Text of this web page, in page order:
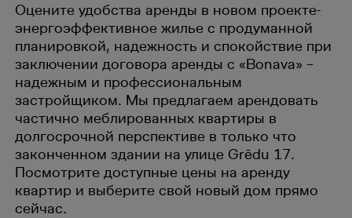
Оцените удобства аренды в новом проекте-
энергоэффективное жилье с продуманной
планировкой, надежность и спокойствие при
заключении договора аренды с «Bonava» –
надежным и профессиональным
застройщиком. Мы предлагаем арендовать
частично меблированных квартиры в
долгосрочной перспективе в только что
законченном здании на улице Grēdu 17.
Посмотрите доступные цены на аренду
квартир и выберите свой новый дом прямо
сейчас.